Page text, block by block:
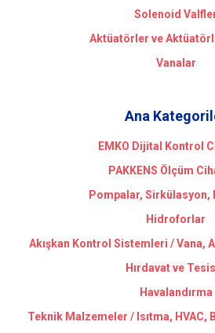
Solenoid
Aktüatörler ve
Vanalar
Ana
EMKO Dijital Kontrol
PAKKENS Ölçüm
Pompalar, Sirkülasyon,
Hidroforlar
Akışkan Kontrol Sistemleri / Vana,
Hırdavat ve
Havalandırma
Teknik Malzemeler / Isıtma, HVAC,